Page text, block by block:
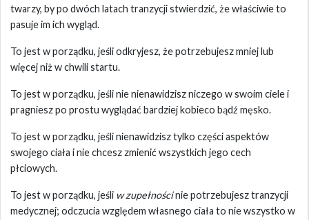
twarzy, by po dwóch latach tranzycji stwierdzić, że właściwie to
pasuje im ich wygląd.
To jest w porządku, jeśli odkryjesz, że potrzebujesz mniej lub
więcej niż w chwili startu.
To jest w porządku, jeśli nie nienawidzisz niczego w swoim ciele i
pragniesz po prostu wyglądać bardziej kobieco bądź męsko.
To jest w porządku, jeśli nienawidzisz tylko części aspektów
swojego ciała i nie chcesz zmienić wszystkich jego cech
płciowych.
To jest w porządku, jeśli w zupełnościnie potrzebujesz tranzycji
medycznej; odczucia względem własnego ciała to nie wszystko w